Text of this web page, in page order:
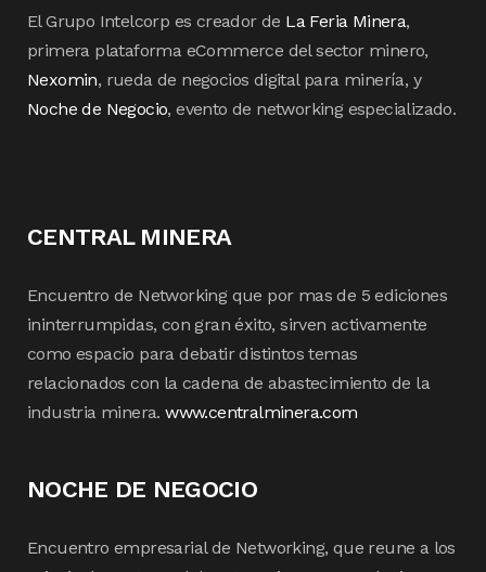
El Grupo Intelcorp es creador de La Feria Minera,
primera plataforma eCommerce del sector minero,
Nexomin, rueda de negocios digital para minería, y
Noche de Negocio, evento de networking especializado.
CENTRAL MINERA
Encuentro de Networking que por mas de 5 ediciones
ininterrumpidas, con gran éxito, sirven activamente
como espacio para debatir distintos temas
relacionados con la cadena de abastecimiento de la
industria minera.www.centralminera.com
NOCHE DE NEGOCIO
Encuentro empresarial de Networking, que reune a los